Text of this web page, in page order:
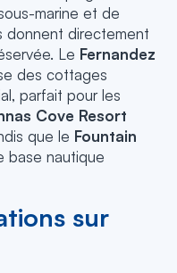
marine et de
donnent directement
Le Fernandez
des cottages
parfait pour les
Cove Resort
que le Fountain
base nautique
sur